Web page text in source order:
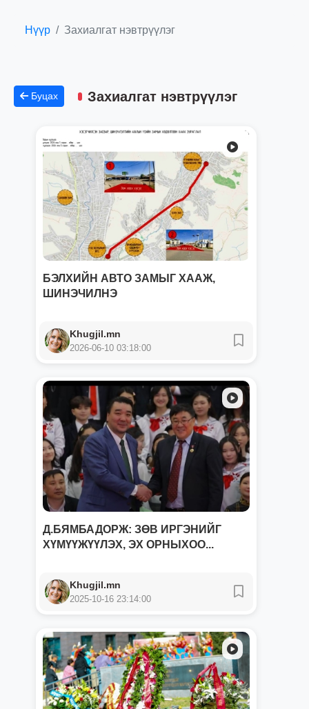
Нүүр Захиалгат нэвтрүүлэг
Буцах Захиалгат нэвтрүүлэг
БЭЛХИЙН АВТО ЗАМЫГ ХААЖ,
ШИНЭЧИЛНЭ
Khugjil.mn
2026-06-10 03:18:00
Д.БЯМБАДОРЖ: ЗӨВ ИРГЭНИЙГ
ХҮМҮҮЖҮҮЛЭХ, ЭХ ОРНЫХОО...
Khugjil.mn
2025-10-16 23:14:00